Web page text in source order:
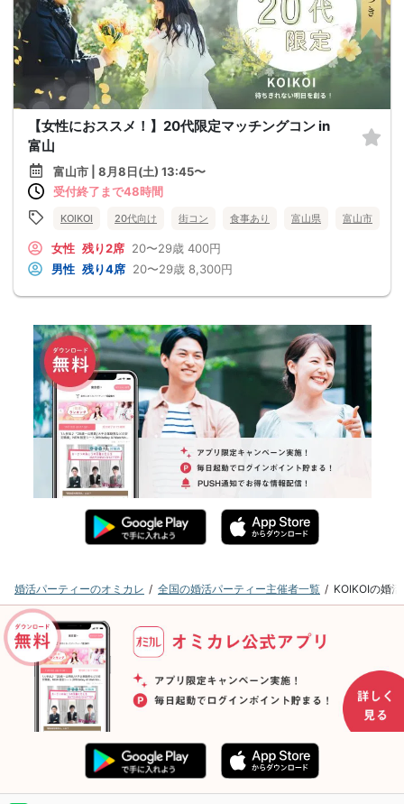
【女性におススメ！】20代限定マッチングコン in
富山
富山市 | 8月8日(土) 13:45〜
受付終了まで48時間
KOIKOI 20代向け 街コン 食事あり 富山県 富山市
女性 残り2席 20〜29歳 400円
男性 残り4席 20〜29歳 8,300円
婚活パーティーのオミカレ 全国の婚活パーティー主催者一覧 KOIKOIの婚